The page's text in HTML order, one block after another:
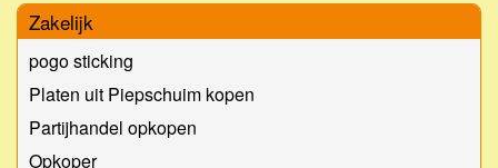
Zakelijk
pogo sticking
Platen uit Piepschuim kopen
Partijhandel opkopen
Opkoper